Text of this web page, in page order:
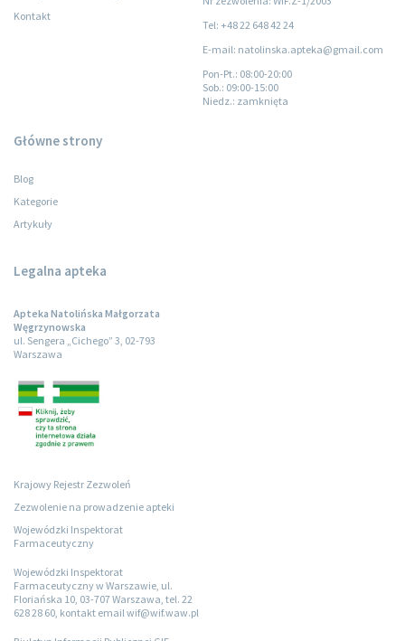
Kontakt
Tel: +48 22 648 42 24
E-mail: natolinska.apteka@gmail.com
Pon-Pt.: 08:00-20:00
Sob.: 09:00-15:00
Niedz.: zamknięta
Główne strony
Blog
Kategorie
Artykuły
Legalna apteka
Apteka Natolińska Małgorzata
Węgrzynowska
ul. Sengera „Cichego” 3, 02-793
Warszawa
Krajowy Rejestr Zezwoleń
Zezwolenie na prowadzenie apteki
Wojewódzki Inspektorat
Farmaceutyczny
Wojewódzki Inspektorat
Farmaceutyczny w Warszawie, ul.
Floriańska 10, 03-707 Warszawa, tel. 22
628 28 60, kontakt email wif@wif.waw.pl